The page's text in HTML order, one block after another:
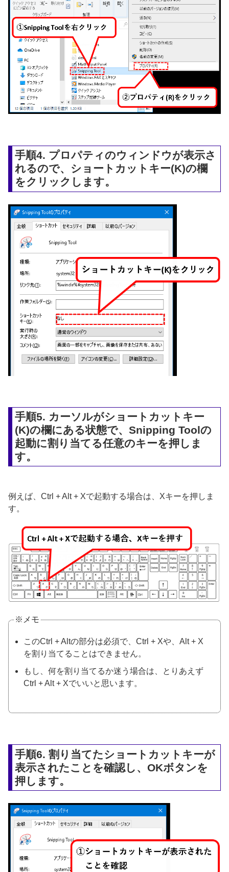
手順4. プロパティのウィンドウが表示さ
れるので、ショートカットキー(K)の欄
をクリックします。
手順5. カーソルがショートカットキー
(K)の欄にある状態で、Snipping Toolの
起動に割り当てる任意のキーを押しま
す。
例えば、Ctrl + Alt + Xで起動する場合は、Xキーを押しま
す。
※メモ
このCtrl + Altの部分は必須で、Ctrl + Xや、Alt + X
を割り当てることはできません。
もし、何を割り当てるか迷う場合は、とりあえず
Ctrl + Alt + Xでいいと思います。
手順6. 割り当てたショートカットキーが
表示されたことを確認し、OKボタンを
押します。